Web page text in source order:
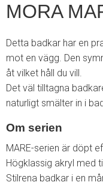
MORA
Detta badkar har en
mot en vägg. Den
åt vilket håll du vill.
Det väl tilltagna
naturligt smälter in i
Om serien
MARE-serien är döpt
Högklassig akryl med
Stilrena badkar i en